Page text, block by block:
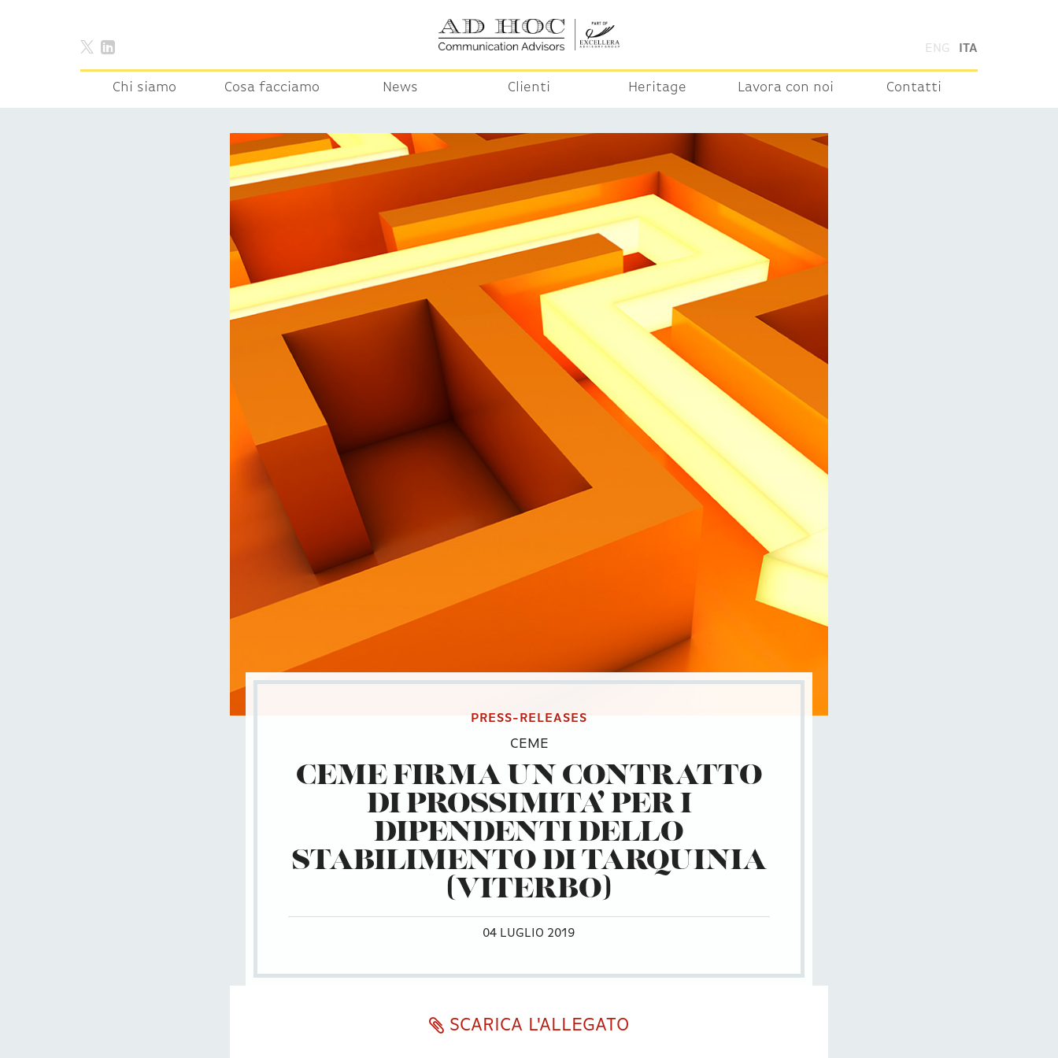
ENG ITA
Chi siamo Cosa facciamo News Clienti Heritage Lavora con noi Contatti
PRESS-RELEASES
CEME
CEME FIRMA UN CONTRATTO
DI PROSSIMITA’ PER I
DIPENDENTI DELLO
STABILIMENTO DI TARQUINIA
(VITERBO)
04 LUGLIO 2019
SCARICA L'ALLEGATO